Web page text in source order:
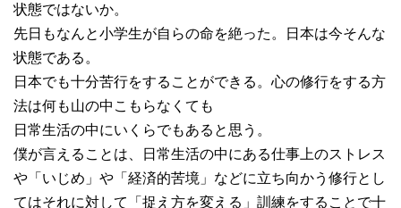
状態ではないか。
先日もなんと小学生が自らの命を絶った。日本は今そんな
状態である。
日本でも十分苦行をすることができる。心の修行をする方
法は何も山の中こもらなくても
日常生活の中にいくらでもあると思う。
僕が言えることは、日常生活の中にある仕事上のストレス
や「いじめ」や「経済的苦境」などに立ち向かう修行とし
てはそれに対して「捉え方を変える」訓練をすることで十